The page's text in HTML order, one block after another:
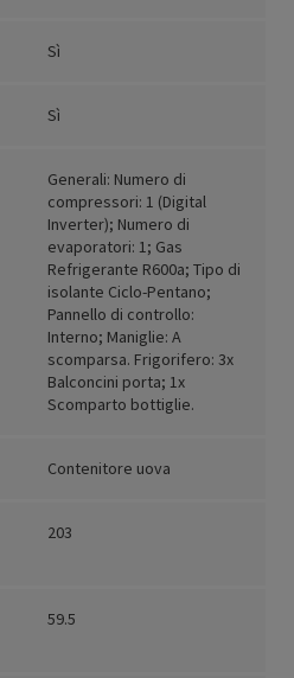
Sì
Sì
Generali: Numero di
compressori: 1 (Digital
Inverter); Numero di
evaporatori: 1; Gas
Refrigerante R600a; Tipo di
isolante Ciclo-Pentano;
Pannello di controllo:
Interno; Maniglie: A
scomparsa. Frigorifero: 3x
Balconcini porta; 1x
Scomparto bottiglie.
Contenitore uova
203
59.5